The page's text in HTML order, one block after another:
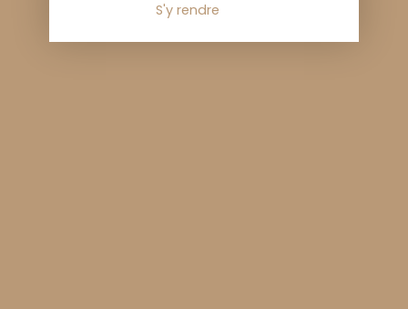
S'y rendre